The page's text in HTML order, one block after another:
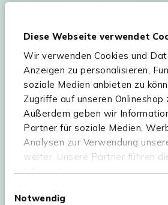
Diese Webseite verwendet
Wir verwenden Cookies und
Anzeigen zu personalisieren,
soziale Medien anbieten zu
Zugriffe auf unseren Onlineshop
Außerdem geben wir
Partner für soziale Medien,
Analysen zur Verwendung
weiter. Unsere Partner führen
Informationen möglicherweise
haben oder die sie im Rahmen
Notwendig
Hilfe & Service
Sortiment
Kees Smit Gartenmöbel
Experience Stores XXL